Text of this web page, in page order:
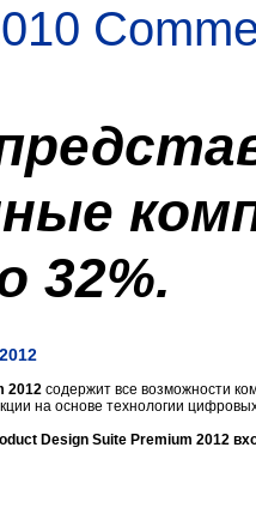
32%.
2012 содержит все возможности
на основе технологии
Design Suite Premium 2012